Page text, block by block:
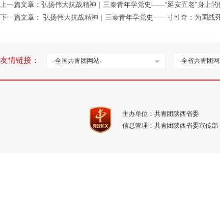
上一篇文章： 弘扬伟大抗战精神｜三秦青年学党史——“延安五老”身上的
下一篇文章：
弘扬伟大抗战精神｜三秦青年学党史——寸性奇：为国战
友情链接： -全国共青团网站- -全省共青团
主办单位：共青团陕西省委
信息管理：共青团陕西省委宣传部